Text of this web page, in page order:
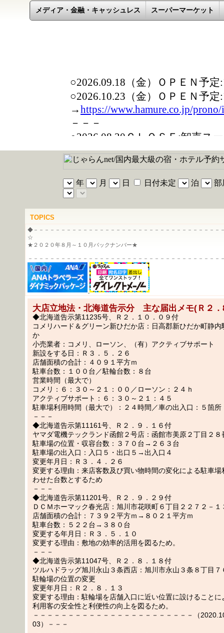
メディア・金融・キャッシュレス スーパーマーケット
TOPICS
◆－－－－－－－－－－－－－－－－－－－－－－－－－－－－－－－－－－
☆
★２０２０年８月～１０月バックナンバー★
－－－－－－－－－－－－－－－－－－－－－－－－－－－－－－－－－－－
大店立地法・北海道告示分 主な届出メモ(Ｒ２．
◆北海道告示第11235号、Ｒ２．１０．０９付
コメリハード＆グリーン新ひだか店：日高郡新ひだか町静内
か
小売業者：コメリ、ローソン、（有）アクティブサポート
新設をする日：Ｒ３．５．２６
店舗面積の合計：４０９１平方ｍ
駐車台数：１００台／駐輪台数：８台
営業時間（最大で）
コメリ：６：３０～２１：００／ローソン：２４ｈ
アクティブサポート：６：３０～２１：４５
駐車場利用時間（最大で）：２４時間／車の出入口：５箇所
－－－
◆北海道告示第11161号、Ｒ２．９．１６付
ヤマダ電機テックランド函館２号店：函館市美原２丁目２８
駐車場の位置・収容台数：３７０台→２６３台
駐車場の出入口：入口５・出口５→出入口４
変更年月日：Ｒ３．４．２６
変更する理由：来店客数及び買い物時間の変化による駐車場
わせた台数とするため
－－－
◆北海道告示第11201号、Ｒ２．９．２９付
ＤＣＭホーマック春光店：旭川市花咲町６丁目２２７２－１
店舗面積の合計：７３９２平方ｍ→８０２１平方ｍ
駐車台数：５２２台→３８０台
変更する年月日：Ｒ３．５．１０
変更する理由：敷地の効率的活用を図るため。
－－－
◆北海道告示第11047号、Ｒ２．８．１８付
ツルハドラッグ旭川永山３条西店：旭川市永山３条８丁目７
駐輪場の位置の変更
変更年月日：Ｒ２．８．１３
変更する理由：駐輪場を店舗入口に近い位置に設けることに
利用客の安全性と利便性の向上を図るため。
－－－－－－－－－－－－－－－－－－－－－－－（
03）－－－